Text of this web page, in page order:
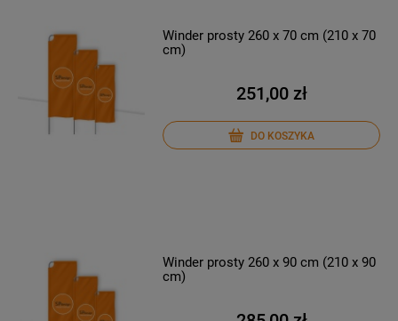
Winder prosty 260 x 70 cm (210 x 70
cm)
251,00 zł
DO KOSZYKA
Winder prosty 260 x 90 cm (210 x 90
cm)